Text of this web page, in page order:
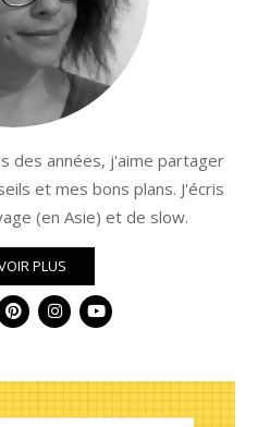
des années, j'aime partager
et mes bons plans. J'écris
(en Asie) et de slow.
PLUS